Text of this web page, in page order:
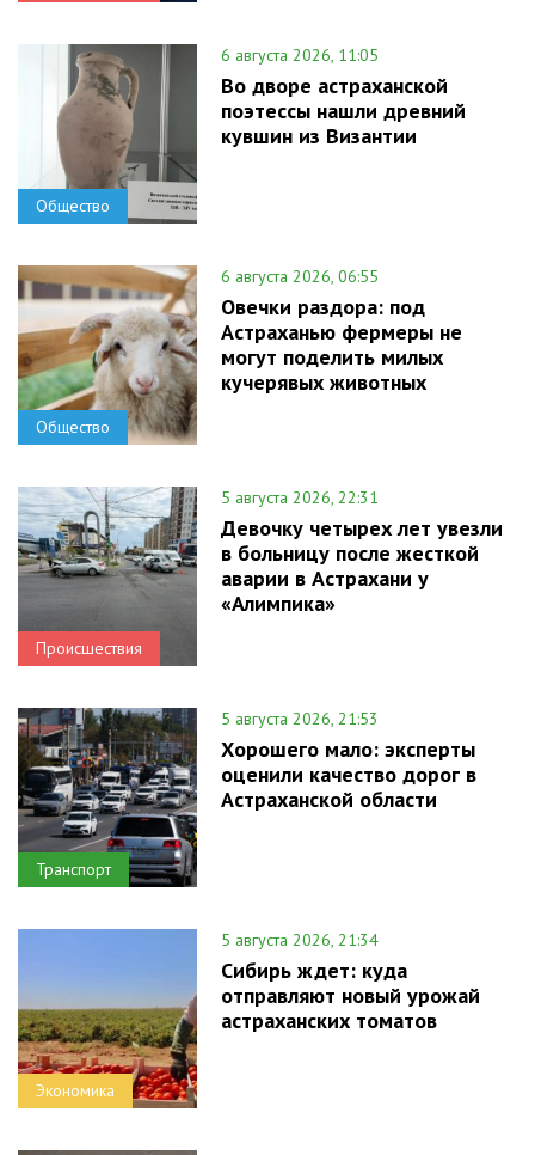
Общество
6 августа 2026, 11:05
Во дворе астраханской
поэтессы нашли древний
кувшин из Византии
Общество
6 августа 2026, 06:55
Овечки раздора: под
Астраханью фермеры не
могут поделить милых
кучерявых животных
Происшествия
5 августа 2026, 22:31
Девочку четырех лет увезли
в больницу после жесткой
аварии в Астрахани у
«Алимпика»
Транспорт
5 августа 2026, 21:53
Хорошего мало: эксперты
оценили качество дорог в
Астраханской области
Экономика
5 августа 2026, 21:34
Сибирь ждет: куда
отправляют новый урожай
астраханских томатов